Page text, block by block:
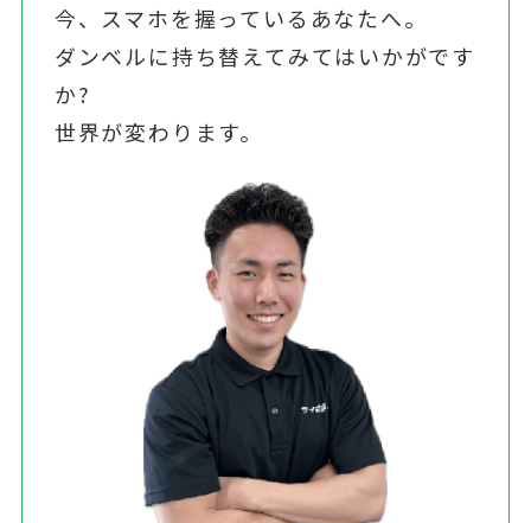
今、スマホを握っているあなたへ。
ダンベルに持ち替えてみてはいかがです
か?
世界が変わります。